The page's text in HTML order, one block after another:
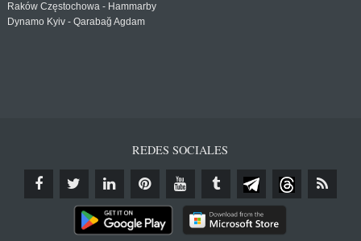
Raków Częstochowa - Hammarby
Dynamo Kyiv - Qarabağ Agdam
REDES SOCIALES